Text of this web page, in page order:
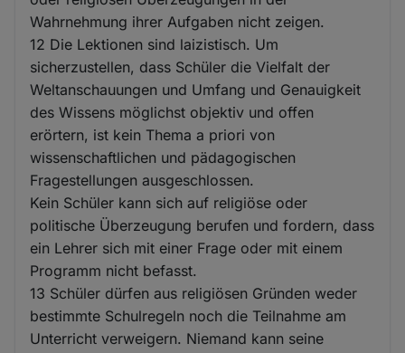
Wahrnehmung ihrer Aufgaben nicht zeigen.
12 Die Lektionen sind laizistisch. Um
sicherzustellen, dass Schüler die Vielfalt der
Weltanschauungen und Umfang und Genauigkeit
des Wissens möglichst objektiv und offen
erörtern, ist kein Thema a priori von
wissenschaftlichen und pädagogischen
Fragestellungen ausgeschlossen.
Kein Schüler kann sich auf religiöse oder
politische Überzeugung berufen und fordern, dass
ein Lehrer sich mit einer Frage oder mit einem
Programm nicht befasst.
13 Schüler dürfen aus religiösen Gründen weder
bestimmte Schulregeln noch die Teilnahme am
Unterricht verweigern. Niemand kann seine